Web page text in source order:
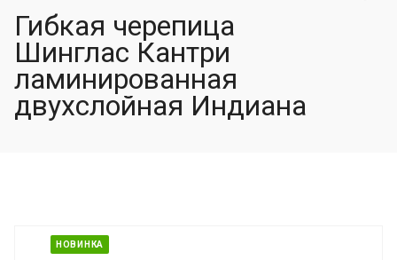
Гибкая черепица
Шинглас Кантри
ламинированная
двухслойная Индиана
НОВИНКА